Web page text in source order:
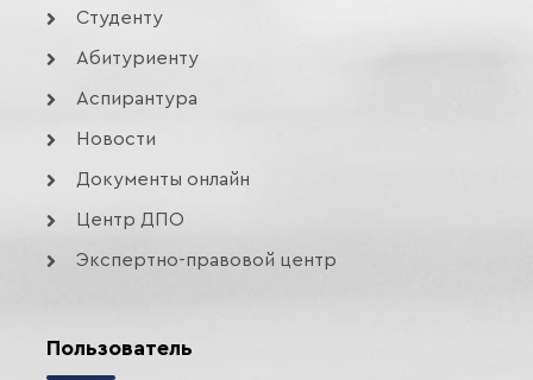
Студенту
Абитуриенту
Аспирантура
Новости
Документы онлайн
Центр ДПО
Экспертно-правовой центр
Пользователь